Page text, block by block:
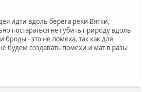
идти вдоль берега реки Вятки,
постараться не губить природу вдоль
броды - это не помеха, так как для
будем создавать помехи и мат в разы